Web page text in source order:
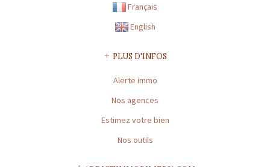
GARONNE | Capital : 8 000 € | Caisse garantie financière : FNAIM
n°41082E | Montant garantie financière : 120 000 €
Préfecture de délivrance de la carte professionnelle : HAUTE-
* : information non renseignée
Français
English
PLUS D'INFOS
Alerte immo
Nos agences
Estimez votre bien
Nos outils